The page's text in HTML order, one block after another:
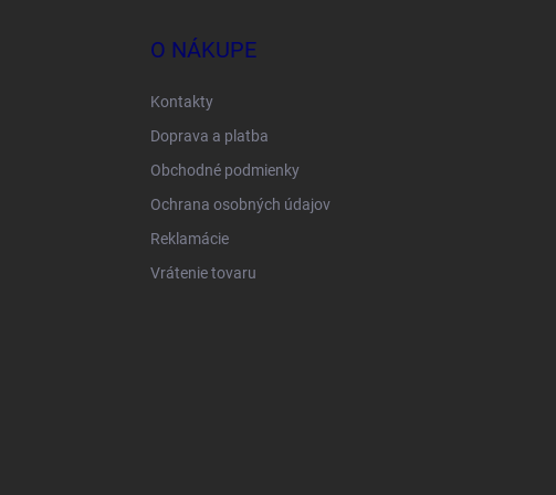
O NÁKUPE
Kontakty
Doprava a platba
Obchodné podmienky
Ochrana osobných údajov
Reklamácie
Vrátenie tovaru